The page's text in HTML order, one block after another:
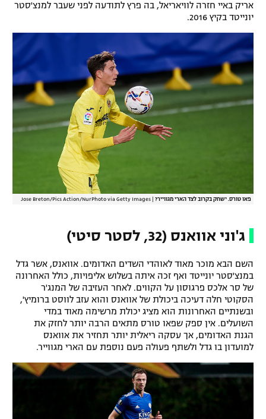
המגזין
אריק באיי חזרה לוויאריאל, בה פרץ לתודעה לפני שעבר למנצ'סטר
יונייטד בקיץ 2016.
פאו טורס. ישחק בקרוב לצד הארי מגווייר? Jose Breton/Pics Action/NurPhoto via Getty Images
ג'וני אוואנס (32, לסטר סיטי)
השם הבא מוכר מאוד לאוהדי השדים האדומים. אוואנס, אשר גדל
במנצ'סטר יונייטד ואף זכה איתה בשלוש אליפויות, כולל האחרונה
של סר אלכס פרגוסון על הקווים. לאחר העזיבה של המנג'ר
הסקוטי חלה דעיכה ביכולת של אוואנס והוא עזב לווסט ברומיץ',
ובשנתיים האחרונות הוא מציג יכולת מרשימה מאוד במדי
השועלים. אין ספק שפאו טורס מתאים הרבה יותר לחזק את
הגנת האדומים, אך עסקה ריאלית יותר תחזיר את אוואנס
למועדון בו גדל ולשתף פעולה פעם נוספת עם הארי מגווייר.